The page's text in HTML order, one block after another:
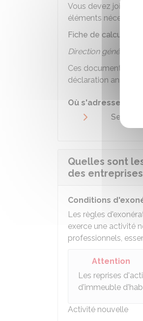
Vous devez joindre
éléments
Fiche de calcul à
Direction générale
Ces documents
déclaration annuelle
Où s'adresser ?
Service
Quelles sont
des entreprises
Conditions
Les règles
exerce une activité
professionnels,
Attention
Les reprises
d'immeuble
Activité nouvelle